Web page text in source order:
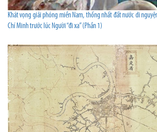
Khát vọng giải phóng miền Nam, thống nhất đất nước di
Chí Minh trước lúc Người “đi xa” (Phần 1)